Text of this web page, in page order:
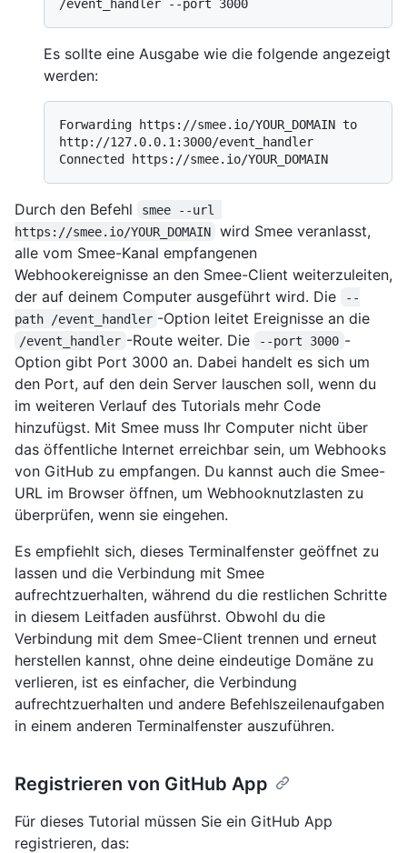
Es sollte eine Ausgabe wie die folgende angezeigt
werden:
Forwarding https://smee.io/YOUR_DOMAIN to
http://127.0.0.1:3000/event_handler
Durch den Befehl
smee --url
https://smee.io/YOUR_DOMAIN
wird Smee veranlasst,
alle vom Smee-Kanal empfangenen
Webhookereignisse an den Smee-Client weiterzuleiten,
der auf deinem Computer ausgeführt wird. Die
--
path /event_handler -Option leitet Ereignisse an die
/event_handler -Route weiter. Die --port 3000 -
Option gibt Port 3000 an. Dabei handelt es sich um
den Port, auf den dein Server lauschen soll, wenn du
im weiteren Verlauf des Tutorials mehr Code
hinzufügst. Mit Smee muss Ihr Computer nicht über
das öffentliche Internet erreichbar sein, um Webhooks
von GitHub zu empfangen. Du kannst auch die Smee-
URL im Browser öffnen, um Webhooknutzlasten zu
überprüfen, wenn sie eingehen.
Es empfiehlt sich, dieses Terminalfenster geöffnet zu
lassen und die Verbindung mit Smee
aufrechtzuerhalten, während du die restlichen Schritte
in diesem Leitfaden ausführst. Obwohl du die
Verbindung mit dem Smee-Client trennen und erneut
herstellen kannst, ohne deine eindeutige Domäne zu
verlieren, ist es einfacher, die Verbindung
aufrechtzuerhalten und andere Befehlszeilenaufgaben
in einem anderen Terminalfenster auszuführen.
Registrieren von GitHub App
Für dieses Tutorial müssen Sie ein GitHub App
registrieren, das: